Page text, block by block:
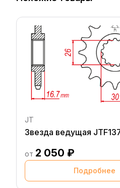
JT
Звезда ведущая
от 2 050 ₽
Подробнее